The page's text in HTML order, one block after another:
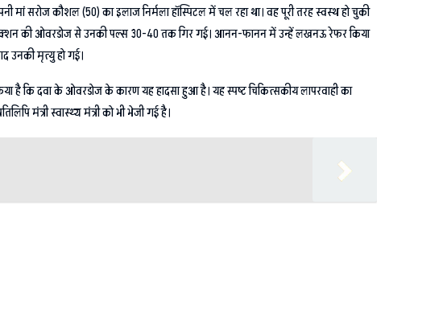
मां सरोज कौशल (50) का इलाज निर्मला हॉस्पिटल में चल रहा था। वह पूरी तरह स्वस्थ हो चुकी
की ओवरडोज से उनकी पल्स 30-40 तक गिर गई। आनन-फानन में उन्हें लखनऊ रेफर किया
उनकी मृत्यु हो गई।
है कि दवा के ओवरडोज के कारण यह हादसा हुआ है। यह स्पष्ट चिकित्सकीय लापरवाही का
मंत्री स्वास्थ्य मंत्री को भी भेजी गई है।